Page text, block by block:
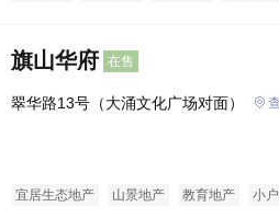
旗山华府 在售
翠华路13号（大涌文化广场对面）
宜居生态地产 山景地产 教育地产 小